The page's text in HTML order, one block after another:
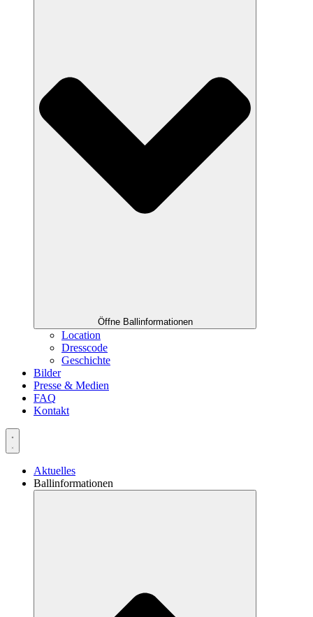
Öffne Ballinformationen
Location
Dresscode
Geschichte
Bilder
Presse & Medien
FAQ
Kontakt
Aktuelles
Ballinformationen